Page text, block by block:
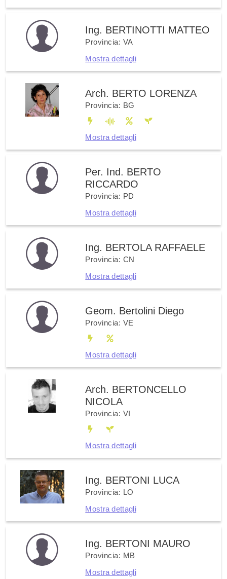
Ing. BERTINOTTI MATTEO
Provincia: VA
Mostra dettagli
Arch. BERTO LORENZA
Provincia: BG
Mostra dettagli
Per. Ind. BERTO
RICCARDO
Provincia: PD
Mostra dettagli
Ing. BERTOLA RAFFAELE
Provincia: CN
Mostra dettagli
Geom. Bertolini Diego
Provincia: VE
Mostra dettagli
Arch. BERTONCELLO
NICOLA
Provincia: VI
Mostra dettagli
Ing. BERTONI LUCA
Provincia: LO
Mostra dettagli
Ing. BERTONI MAURO
Provincia: MB
Mostra dettagli